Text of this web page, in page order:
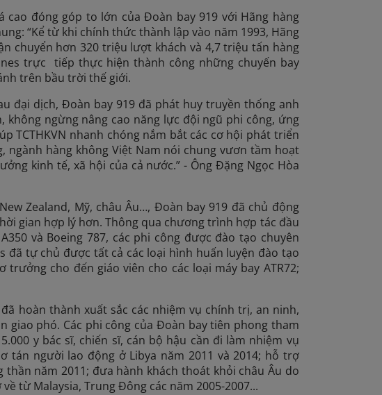
cao đóng góp to lớn của Đoàn bay 919 với Hãng hàng
“Kể từ khi chính thức thành lập vào năm 1993, Hãng
chuyển hơn 320 triệu lượt khách và 4,7 triệu tấn hàng
trực tiếp thực hiện thành công những chuyến bay
trên bầu trời thế giới.
đại dịch, Đoàn bay 919 đã phát huy truyền thống anh
không ngừng nâng cao năng lực đội ngũ phi công, ứng
TCTHKVN nhanh chóng nắm bắt các cơ hội phát triển
hàng không Việt Nam nói chung vươn tầm hoạt
kinh tế, xã hội của cả nước.” - Ông Đặng Ngọc Hòa
Zealand, Mỹ, châu Âu…, Đoàn bay 919 đã chủ động
gian hợp lý hơn. Thông qua chương trình hợp tác đầu
và Boeing 787, các phi công được đào tạo chuyên
đã tự chủ được tất cả các loại hình huấn luyện đào tạo
cho đến giáo viên cho các loại máy bay ATR72;
hoàn thành xuất sắc các nhiệm vụ chính trị, an ninh,
giao phó. Các phi công của Đoàn bay tiên phong tham
y bác sĩ, chiến sĩ, cán bộ hậu cần đi làm nhiệm vụ
tán người lao động ở Libya năm 2011 và 2014; hỗ trợ
năm 2011; đưa hành khách thoát khỏi châu Âu do
từ Malaysia, Trung Đông các năm 2005-2007...